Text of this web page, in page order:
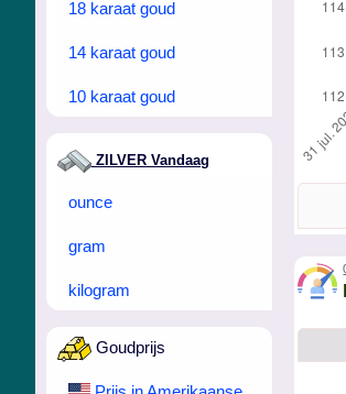
18 karaat goud
14 karaat goud
10 karaat goud
ZILVER Vandaag
ounce
gram
kilogram
Goudprijs